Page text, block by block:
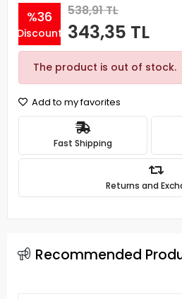
%36
Discount
538,91 TL
343,35 TL
The product is out of stock.
Add to my favorites
Fast Shipping
Returns and
Recommended